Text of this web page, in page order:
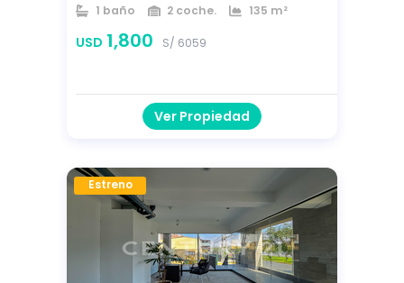
1 baño 2 coche.
135 m²
USD 1,800 S/ 6059
Ver Propiedad
Estreno